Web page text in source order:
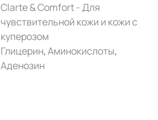
Clarte & Comfort - Для
чувствительной кожи и кожи с
куперозом
Глицерин,Аминокислоты,
Аденозин